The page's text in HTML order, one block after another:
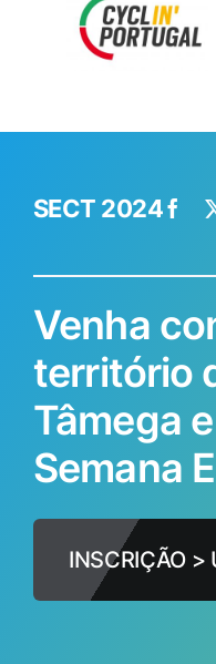
SECT 2024
Venha
território
Tâmega
Semana
INSCRIÇÃO >